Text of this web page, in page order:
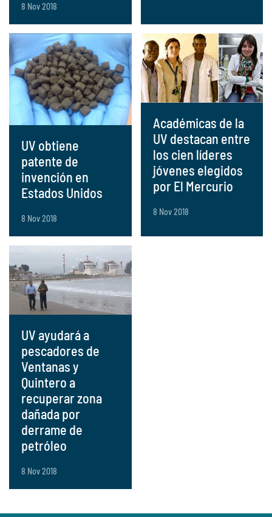
8 Nov 2018
UV obtiene
patente de
invención en
Estados Unidos
8 Nov 2018
Académicas de la
UV destacan entre
los cien líderes
jóvenes elegidos
por El Mercurio
8 Nov 2018
UV ayudará a
pescadores de
Ventanas y
Quintero a
recuperar zona
dañada por
derrame de
petróleo
8 Nov 2018